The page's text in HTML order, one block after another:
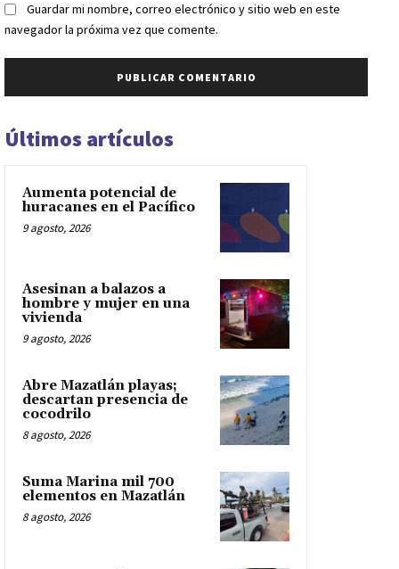
Guardar mi nombre, correo electrónico y sitio web en este
navegador la próxima vez que comente.
Últimos artículos
Aumenta potencial de
huracanes en el Pacífico
9 agosto, 2026
Asesinan a balazos a
hombre y mujer en una
vivienda
9 agosto, 2026
Abre Mazatlán playas;
descartan presencia de
cocodrilo
8 agosto, 2026
Suma Marina mil 700
elementos en Mazatlán
8 agosto, 2026